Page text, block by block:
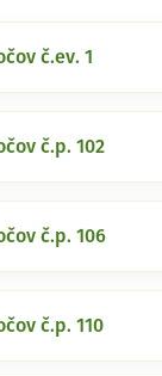
č.ev. 1
č.p. 102
č.p. 106
č.p. 110